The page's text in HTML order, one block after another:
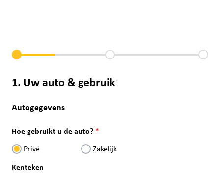
1. Uw auto & gebruik
Autogegevens
Hoe gebruikt u de auto?
Privé Zakelijk
Kenteken